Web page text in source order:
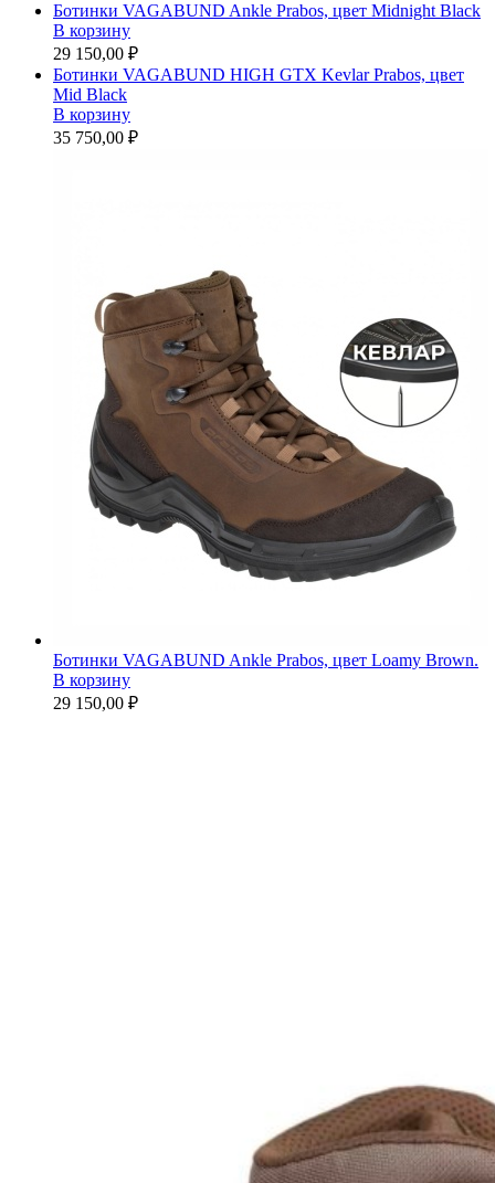
Ботинки VAGABUND Ankle Prabos, цвет Мidnight Black
В корзину
29 150,00 ₽
Ботинки VAGABUND HIGH GTX Kevlar Prabos, цвет
Mid Black
В корзину
35 750,00 ₽
Ботинки VAGABUND Ankle Prabos, цвет Loamy Brown.
В корзину
29 150,00 ₽